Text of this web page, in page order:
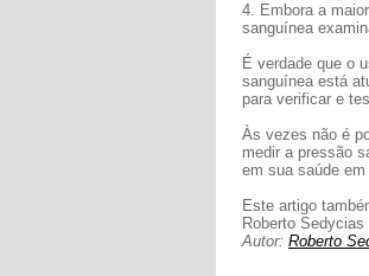
4. Embora a
sanguínea
É verdade que o
sanguínea está
para verificar e
Às vezes não é
medir a pressão
em sua saúde em
Este artigo
Roberto
Autor: Roberto